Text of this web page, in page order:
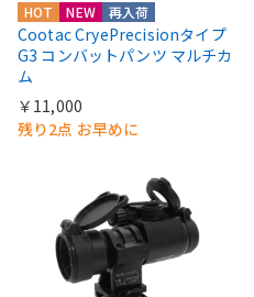
HOT NEW 再入荷
Cootac CryePrecisionタイプ
G3 コンバットパンツ マルチカ
ム
￥11,000
残り2点 お早めに